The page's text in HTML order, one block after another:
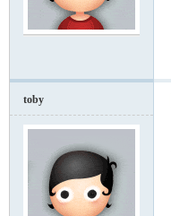
toby